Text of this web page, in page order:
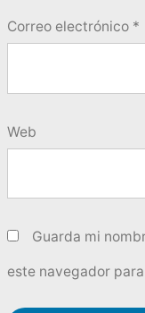
Correo electrónico *
Web
Guarda mi
este navegador